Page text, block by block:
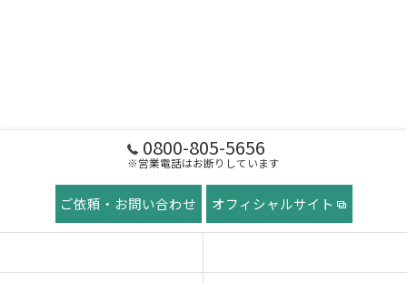
0800-805-5656
※営業電話はお断りしています
ご依頼・お問い合わせ オフィシャルサイト